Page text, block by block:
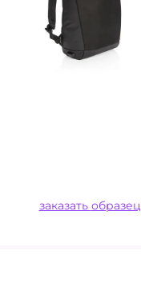
заказать образец